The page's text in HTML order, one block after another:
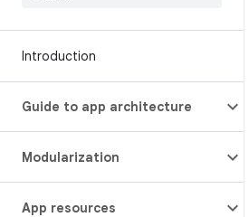
Introduction
Guide to app architecture
Modularization
App resources